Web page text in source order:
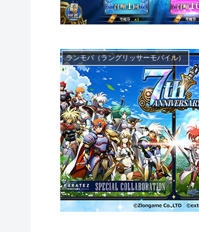
ランモバ（ラングリッサーモバイル）